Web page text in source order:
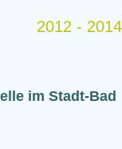
2012 - 2014
im Stadt-Bad